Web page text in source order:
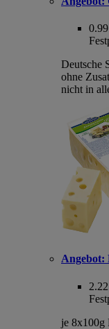
0.99
Deutsche
ohne
nicht in
Angebot:
2.22
je 8x100g